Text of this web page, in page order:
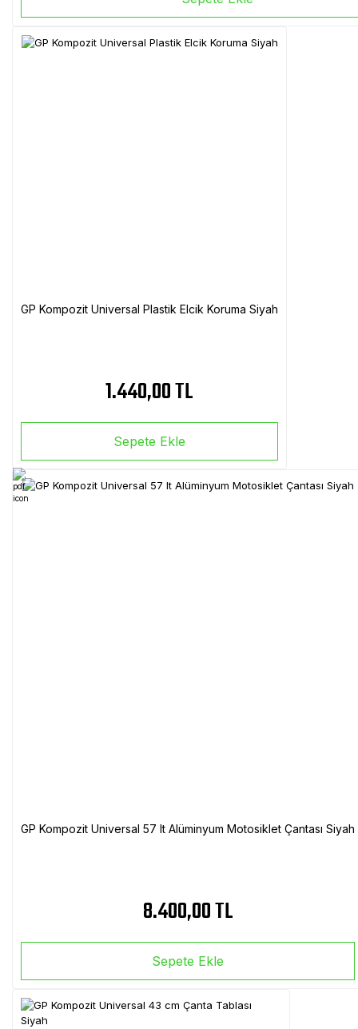
GP Kompozit Universal Plastik Elcik Koruma Siyah
1.440,00 TL
Sepete Ekle
GP Kompozit Universal 57 lt Alüminyum Motosiklet Çantası Siyah
8.400,00 TL
Sepete Ekle